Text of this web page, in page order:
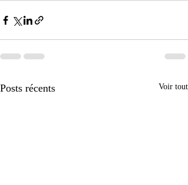
Posts récents Voir tout